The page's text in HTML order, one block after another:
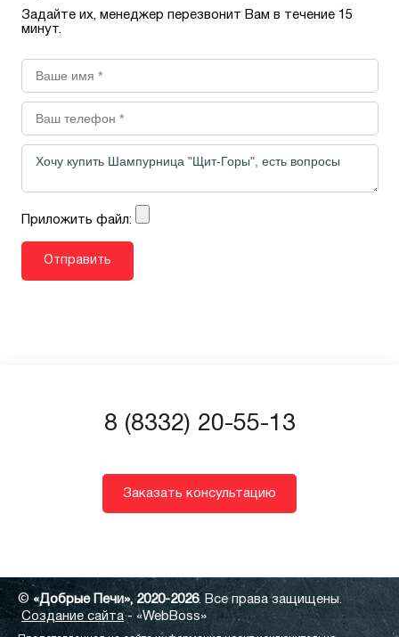
Задайте их, менеджер перезвонит Вам в течение 15
минут.
Приложить файл:
8 (8332) 20-55-13
Заказать консультацию
©«Добрые Печи», 2020-2026. Все права защищены.
Создание сайта- «WebBoss»